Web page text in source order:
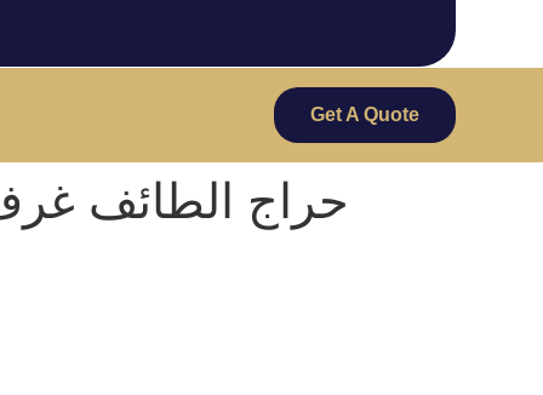
Get A Quote
حراج الطائف